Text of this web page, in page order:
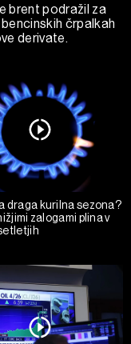
brent podražil za
črpalkah
derivate.
draga kurilna sezona?
zalogami plina v